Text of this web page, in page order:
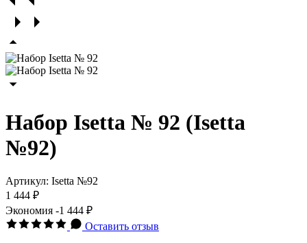
Набор Isetta № 92 (Isetta
№92)
Артикул: Isetta №92
1 444 ₽
Экономия -1 444 ₽
Оставить отзыв